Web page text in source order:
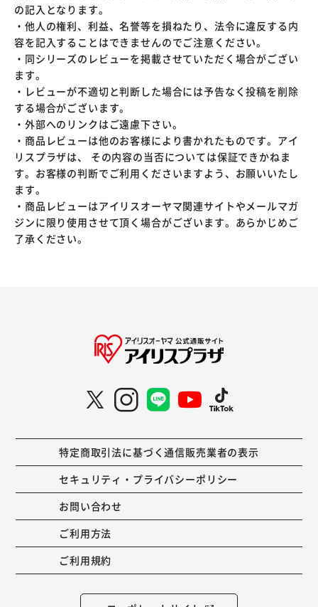
の記入となります。
・他人の権利、利益、名誉等を損ねたり、法令に違反する内
容を記入することはできませんのでご注意ください。
・同シリーズのレビューを掲載させていただく場合がござい
ます。
・レビューが不適切と判断した場合には予告なく投稿を削除
する場合がございます。
・外部へのリンクはご遠慮下さい。
・商品レビューは他のお客様により書かれたものです。アイ
リスプラザは、 その内容の当否については保証できかねま
す。お客様の判断でご利用くださいますよう、お願いいたし
ます。
・商品レビューはアイリスオーヤマ関連サイトやメールマガ
ジンに限り使用させて頂く場合がございます。あらかじめご
了承ください。
特定商取引法に基づく通信販売業者の表示
セキュリティ・プライバシーポリシー
お問い合わせ
ご利用方法
ご利用規約